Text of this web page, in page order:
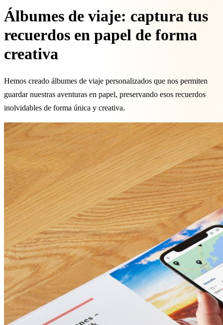
Álbumes de viaje: captura tus
recuerdos en papel de forma
creativa
Hemos creado álbumes de viaje personalizados que nos permiten
guardar nuestras aventuras en papel, preservando esos recuerdos
inolvidables de forma única y creativa.